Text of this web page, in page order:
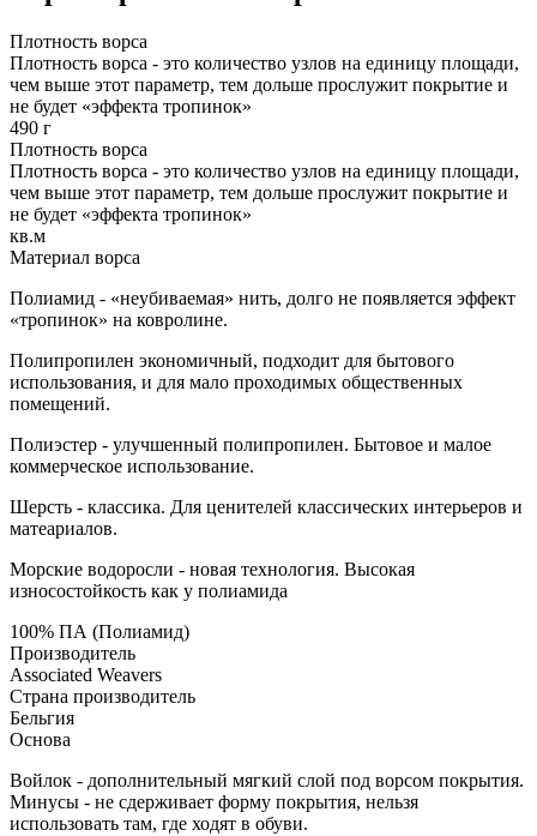
Плотность ворса
Плотность ворса - это количество узлов на единицу площади,
чем выше этот параметр, тем дольше прослужит покрытие и
не будет «эффекта тропинок»
490 г
Плотность ворса
Плотность ворса - это количество узлов на единицу площади,
чем выше этот параметр, тем дольше прослужит покрытие и
не будет «эффекта тропинок»
кв.м
Материал ворса
Полиамид - «неубиваемая» нить, долго не появляется эффект
«тропинок» на ковролине.
Полипропилен экономичный, подходит для бытового
использования, и для мало проходимых общественных
помещений.
Полиэстер - улучшенный полипропилен. Бытовое и малое
коммерческое использование.
Шерсть - классика. Для ценителей классических интерьеров и
матеариалов.
Морские водоросли - новая технология. Высокая
износостойкость как у полиамида
100% ПА (Полиамид)
Производитель
Associated Weavers
Страна производитель
Бельгия
Основа
Войлок - дополнительный мягкий слой под ворсом покрытия.
Минусы - не сдерживает форму покрытия, нельзя
использовать там, где ходят в обуви.